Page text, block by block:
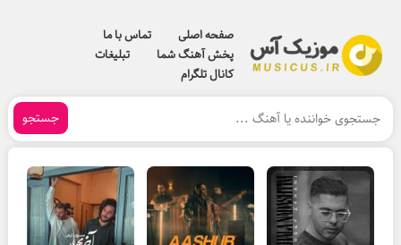
صفحه اصلی
تماس با ما
پخش آهنگ شما
تبلیغات
کانال تلگرام
جستجو